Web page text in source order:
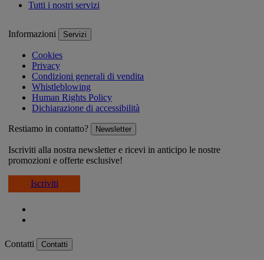
Tutti i nostri servizi
Informazioni Servizi
Cookies
Privacy
Condizioni generali di vendita
Whistleblowing
Human Rights Policy
Dichiarazione di accessibilità
Restiamo in contatto? Newsletter
Iscriviti alla nostra newsletter e ricevi in anticipo le nostre
promozioni e offerte esclusive!
Iscriviti
Contatti Contatti